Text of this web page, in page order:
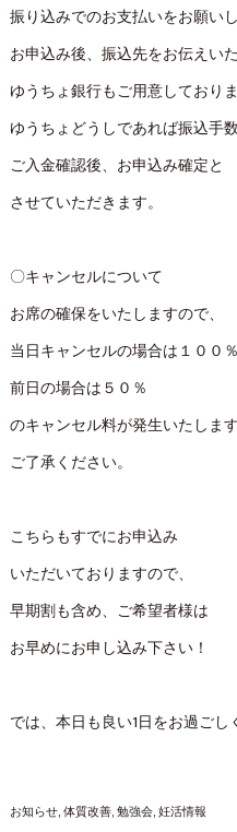
振り込みでのお支払いをお願いし
お申込み後、振込先をお伝えいた
ゆうちょ銀行もご用意しておりま
ゆうちょどうしであれば振込手
ご入金確認後、お申込み確定と
させていただきます。
〇キャンセルについて
お席の確保をいたしますので、
当日キャンセルの場合は１００％
前日の場合は５０％
のキャンセル料が発生いたしま
ご了承ください。
こちらもすでにお申込み
いただいておりますので、
早期割も含め、ご希望者様は
お早めにお申し込み下さい！
では、本日も良い1日をお過ご
お知らせ 体質改善 勉強会 妊活情報